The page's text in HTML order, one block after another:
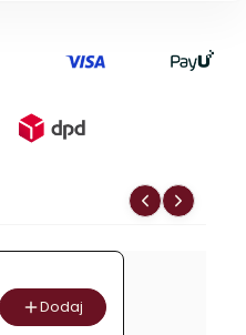
MUSLI
-żurawina
Zosi
Dodaj